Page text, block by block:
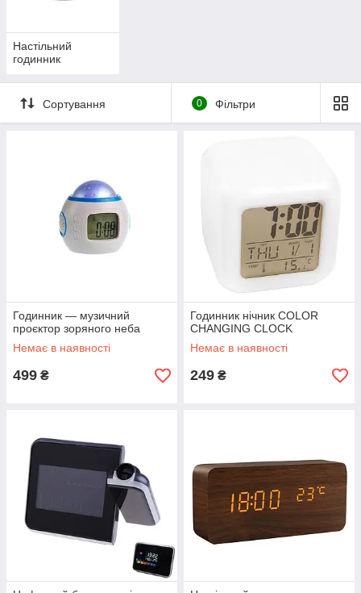
Настільний
годинник
Сортування 0 Фільтри
Годинник — музичний
проєктор зоряного неба
Немає в наявності
499 ₴
Годинник нічник COLOR
CHANGING CLOCK
Немає в наявності
249 ₴